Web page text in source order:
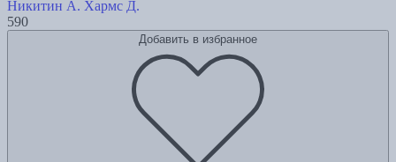
Никитин А. Хармс Д.
590
Добавить в избранное